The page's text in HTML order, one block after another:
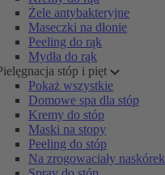
Żele antybakteryjne
Maseczki na dłonie
Peeling do rąk
Mydła do rąk
stóp i pięt
Pokaż wszystkie
Domowe spa dla stóp
Kremy do stóp
Maski na stopy
Peeling do stóp
Na zrogowaciały naskórek